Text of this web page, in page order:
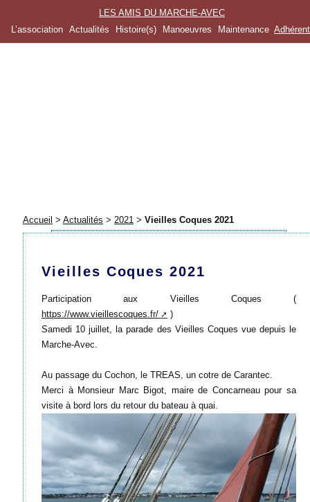
LES AMIS DU MARCHE-AVEC
L’association
Actualités Histoire(s) Manoeuvres Maintenance
Accueil > Actualités > 2021 > Vieilles Coques 2021
Vieilles Coques 2021
Participation aux Vieilles Coques (
https://www.vieillescoques.fr/
)
Samedi 10 juillet, la parade des Vieilles Coques vue depuis le
Marche-Avec.
Au passage du Cochon, le TREAS, un cotre de Carantec.
Merci à Monsieur Marc Bigot, maire de Concarneau pour sa
visite à bord lors du retour du bateau à quai.